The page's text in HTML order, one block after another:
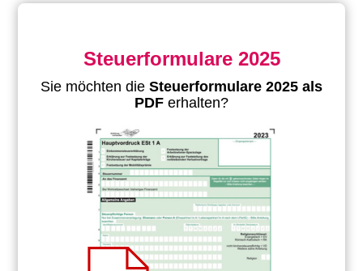
Steuerformulare 2025
Sie möchten die Steuerformulare 2025 als
PDF erhalten?